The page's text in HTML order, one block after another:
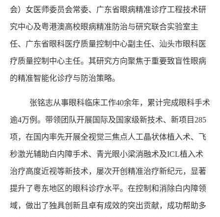
会）女医师委员会常委、广东省眼病精准诊疗工程技术研
究中心及粤港澳高校眼病精准防治与研究联合实验室主
任、广东省眼科医疗质量控制中心副主任、汕头市眼科医
疗质量控制中心主任。其研究方向聚焦于重要致盲性眼病
的精准智能化诊疗与防治策略。
张铭志从事眼科临床工作40余年，累计完成眼科手术
逾4万例。带领团队开展国际及国家级新技术、新项目285
项，在国内率先开展全视觉三焦点人工晶状体植入术、飞
秒激光辅助白内障手术、青光眼小梁消融术及ICL植入术
治疗高度近视等新技术，屡次开创精准治疗新纪元，显著
提升了粤东地区的眼科诊疗水平。在控制和消除白内障领
域，做出了独具创新且卓有成效的突出贡献，成功帮助多